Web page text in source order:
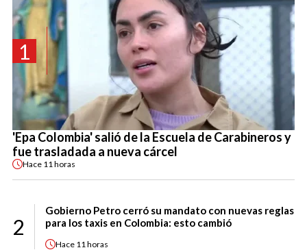
1
'Epa Colombia' salió de la Escuela de Carabineros y
fue trasladada a nueva cárcel
Hace 11 horas
2
Gobierno Petro cerró su mandato con nuevas reglas
para los taxis en Colombia: esto cambió
Hace 11 horas